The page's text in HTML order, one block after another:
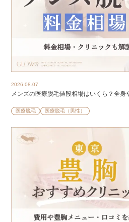
2026.08.07
メンズの医療脱毛値段相場はいくら？全身
医療脱毛 医療脱毛（男性）